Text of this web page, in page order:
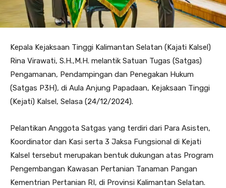
Kepala Kejaksaan Tinggi Kalimantan Selatan (Kajati Kalsel)
Rina Virawati, S.H.,M.H. melantik Satuan Tugas (Satgas)
Pengamanan, Pendampingan dan Penegakan Hukum
(Satgas P3H), di Aula Anjung Papadaan, Kejaksaan Tinggi
(Kejati) Kalsel, Selasa (24/12/2024).
Pelantikan Anggota Satgas yang terdiri dari Para Asisten,
Koordinator dan Kasi serta 3 Jaksa Fungsional di Kejati
Kalsel tersebut merupakan bentuk dukungan atas Program
Pengembangan Kawasan Pertanian Tanaman Pangan
Kementrian Pertanian RI, di Provinsi Kalimantan Selatan.